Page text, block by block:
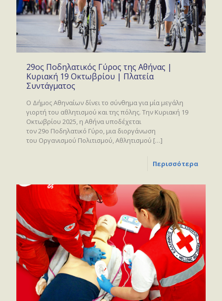
29ος Ποδηλατικός Γύρος της Αθήνας |
Κυριακή 19 Οκτωβρίου | Πλατεία
Συντάγματος
Ο Δήμος Αθηναίων δίνει το σύνθημα για μία μεγάλη
γιορτή του αθλητισμού και της πόλης. Την Κυριακή 19
Οκτωβρίου 2025, η Αθήνα υποδέχεται
τον 29ο Ποδηλατικό Γύρο, μια διοργάνωση
του Οργανισμού Πολιτισμού, Αθλητισμού […]
Περισσότερα